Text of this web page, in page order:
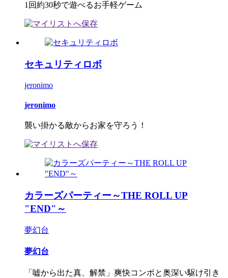
1回約30秒で遊べるお手軽ゲーム
セキュリティロボ
jeronimo
jeronimo
襲い掛かる敵からお家を守ろう！
カラーズパーティー～THE ROLL UP
"END"～
夢幻台
夢幻台
「嘘から出た真、解禁」爽快コンボと奥深い駆け引き